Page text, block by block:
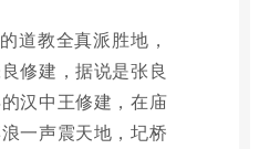
道教全真派胜地，
修建，据说是张良
汉中王修建，在庙
一声震天地，圮桥